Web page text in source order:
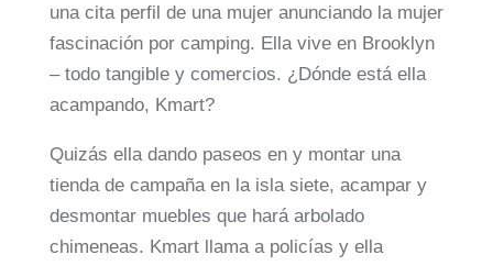
una cita perfil de una mujer anunciando la mujer
fascinación por camping. Ella vive en Brooklyn
– todo tangible y comercios. ¿Dónde está ella
acampando, Kmart?
Quizás ella dando paseos en y montar una
tienda de campaña en la isla siete, acampar y
desmontar muebles que hará arbolado
chimeneas. Kmart llama a policías y ella